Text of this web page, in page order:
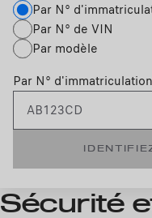
Par N°
Par modèle
Par N° de VIN
Par N° d'immatriculation
Sécurité